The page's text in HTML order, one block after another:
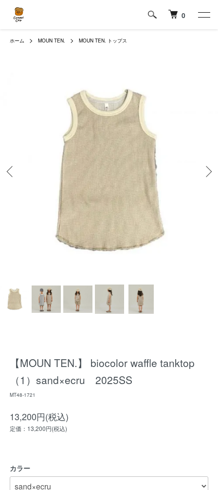
0
ホーム MOUN TEN. MOUN TEN. トップス
【MOUN TEN.】 biocolor waffle tanktop
（1）sand×ecru 2025SS
MT48-1721
13,200円(税込)
定価：13,200円(税込)
カラー